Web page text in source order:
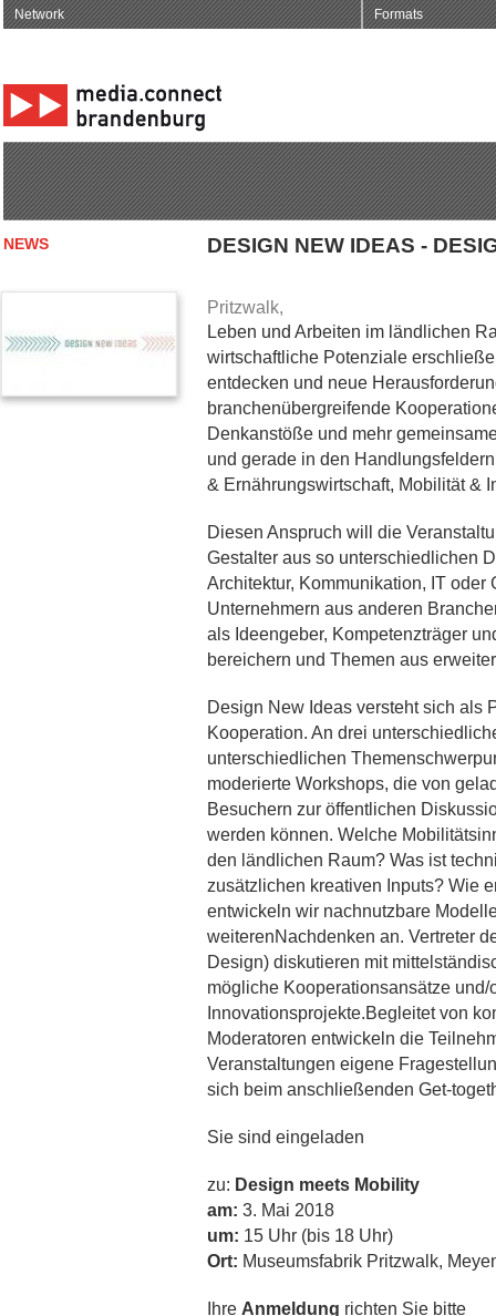
Network Formats
NEWS DESIGN NEW IDEAS -
Pritzwalk,
Leben und Arbeiten im ländlichen
wirtschaftliche Potenziale
entdecken und neue
branchenübergreifende
Denkanstöße und mehr
und gerade in den
& Ernährungswirtschaft, Mobilität &
Diesen Anspruch will die
Gestalter aus so unterschiedlichen
Architektur, Kommunikation, IT oder
Unternehmern aus anderen
als Ideengeber, Kompetenzträger
bereichern und Themen aus
Design New Ideas versteht sich als
Kooperation. An drei
unterschiedlichen
moderierte Workshops, die von
Besuchern zur öffentlichen
werden können. Welche
den ländlichen Raum? Was ist
zusätzlichen kreativen Inputs? Wie
entwickeln wir nachnutzbare
weiterenNachdenken an. Vertreter
Design) diskutieren mit
mögliche Kooperationsansätze und/
Innovationsprojekte.Begleitet von
Moderatoren entwickeln die
Veranstaltungen eigene
sich beim anschließenden Get-
Sie sind eingeladen
zu: Design meets Mobility
am: 3. Mai 2018
um: 15 Uhr (bis 18 Uhr)
Ort: Museumsfabrik Pritzwalk,
Ihre Anmeldung richten Sie bitte